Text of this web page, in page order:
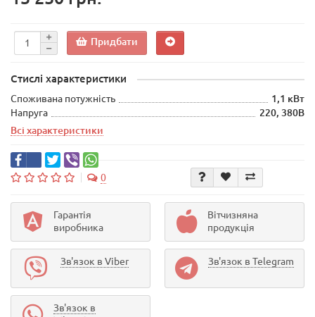
Придбати
Стислі характеристики
Споживана потужність
1,1 кВт
Напруга
220, 380В
Всі характеристики
0
Гарантія
виробника
Вітчизняна
продукція
Зв'язок в Viber Зв'язок в Telegram
Зв'язок в